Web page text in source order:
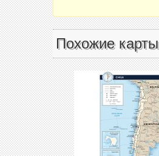
Похожие карты